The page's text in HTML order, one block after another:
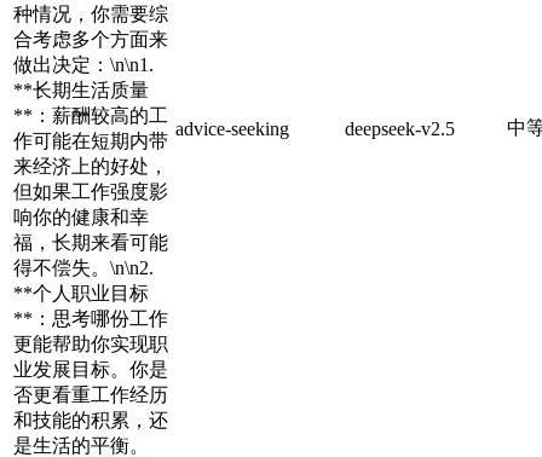
种情况，你需要综
合考虑多个方面来
做出决定：\n\n1.
**长期生活质量
**：薪酬较高的工
作可能在短期内带
来经济上的好处，
但如果工作强度影
响你的健康和幸
福，长期来看可能
得不偿失。\n\n2.
**个人职业目标
**：思考哪份工作
更能帮助你实现职
业发展目标。你是
否更看重工作经历
和技能的积累，还
是生活的平衡。
advice-seeking deepseek-v2.5 中